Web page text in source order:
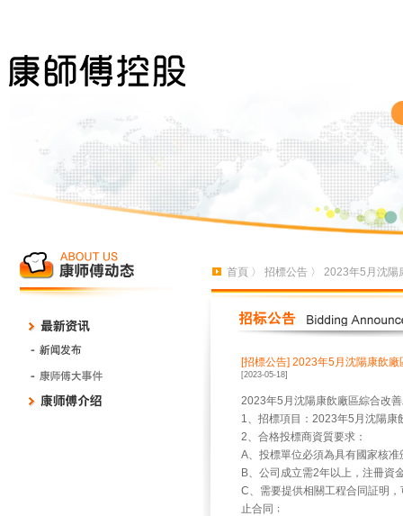
首頁 〉 招標公告 〉 2023年5月沈陽
[招標公告] 2023年5月沈陽康飲廠
[2023-05-18]
2023年5月沈陽康飲廠區綜合改
1、招標項目：2023年5月沈陽康
2、合格投標商資質要求：
A、投標單位必須為具有國家核
B、公司成立需2年以上，注冊資
C、需要提供相關工程合同証明
止合同﹔